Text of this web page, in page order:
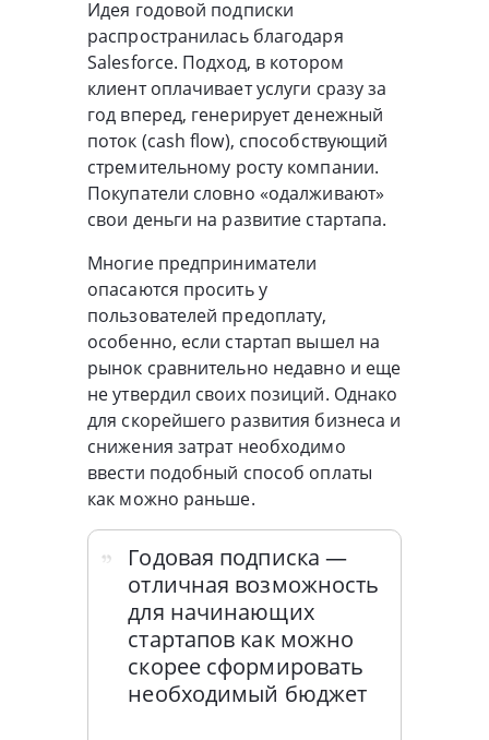
Идея годовой подписки
распространилась благодаря
Salesforce. Подход, в котором
клиент оплачивает услуги сразу за
год вперед, генерирует денежный
поток (cash flow), способствующий
стремительному росту компании.
Покупатели словно «одалживают»
свои деньги на развитие стартапа.
Многие предприниматели
опасаются просить у
пользователей предоплату,
особенно, если стартап вышел на
рынок сравнительно недавно и еще
не утвердил своих позиций. Однако
для скорейшего развития бизнеса и
снижения затрат необходимо
ввести подобный способ оплаты
как можно раньше.
Годовая подписка —
отличная возможность
для начинающих
стартапов как можно
скорее сформировать
необходимый бюджет